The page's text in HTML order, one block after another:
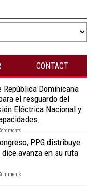
CONTACT
República Dominicana
el resguardo del
Eléctrica Nacional y
PPG distribuye
avanza en su ruta